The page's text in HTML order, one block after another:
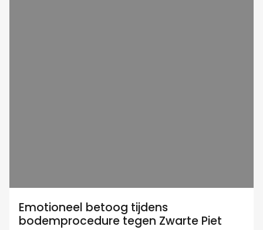
Emotioneel betoog tijdens
bodemprocedure tegen Zwarte Piet